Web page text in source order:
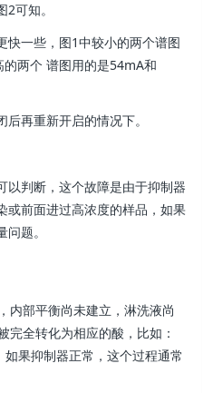
可知。
快一些，图1中较小的两个谱图
两个 谱图用的是54mA和
再重新开启的情况下。
以判断，这个故障是由于抑制器
或前面进过高浓度的样品，如果
题。
内部平衡尚未建立，淋洗液尚
完全转化为相应的酸，比如：
果抑制器正常，这个过程通常